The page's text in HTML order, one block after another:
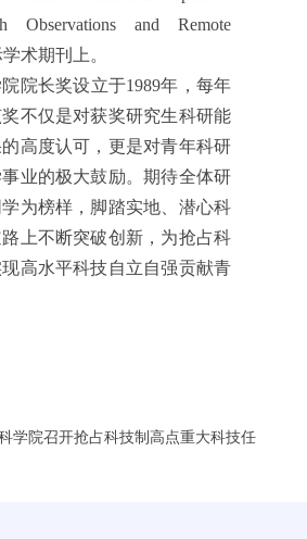
Observations and Remote
术期刊上。
长奖设立于1989年，每年
不仅是对获奖研究生科研能
高度认可，更是对青年科研
业的极大鼓励。期待全体研
为榜样，脚踏实地、潜心科
上不断突破创新，为抢占科
高水平科技自立自强贡献青
学院召开抢占科技制高点重大科技任